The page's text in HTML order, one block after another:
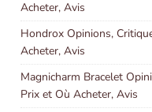
Acheter, Avis
Hondrox Opinions,
Acheter, Avis
Magnicharm Bracelet
Prix et Où Acheter, Avis